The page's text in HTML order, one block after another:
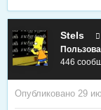
Stels
446
Опубликовано 29